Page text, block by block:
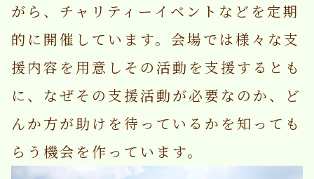
がら、チャリティーイベントなどを定期
的に開催しています。会場では様々な支
援内容を用意しその活動を支援するとも
に、なぜその支援活動が必要なのか、ど
んか方が助けを待っているかを知っても
らう機会を作っています。